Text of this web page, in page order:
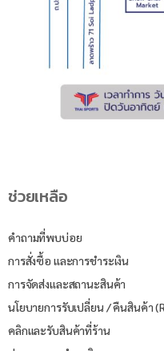
ช่วยเหลือ
คำถามที่พบบ่อย
การสั่งซื้อ และการชำระเงิน
การจัดส่งและสถานะสินค้า
นโยบายการรับเปลี่ยน / คืนสินค้า
คลิกและรับสินค้าที่ร้าน